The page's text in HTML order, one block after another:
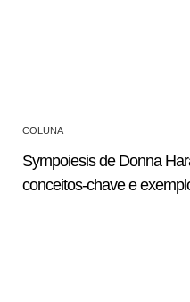
COLUNA
Sympoiesis de Donna
conceitos-chave e